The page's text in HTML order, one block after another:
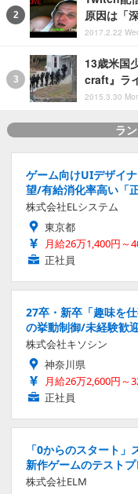
原因は「
2017.2.22
13歳米国
craft』ラ
2015.3.30
ラ
ゲーム向けUIデザイ
望/有給消化率高い「
株式会社ELシステム
東京都
月給26万1,400円～
正社員
27卒・新卒「趣味を
の挙動制御/未経験歓
株式会社キソシン
神奈川県
月給26万2,600円～
正社員
「0からのスタート
新作ゲームのテストプ
株式会社ELM